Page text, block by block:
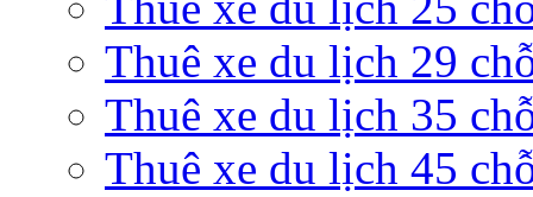
Thuê xe du lịch 29
Thuê xe du lịch 35
Thuê xe du lịch 45